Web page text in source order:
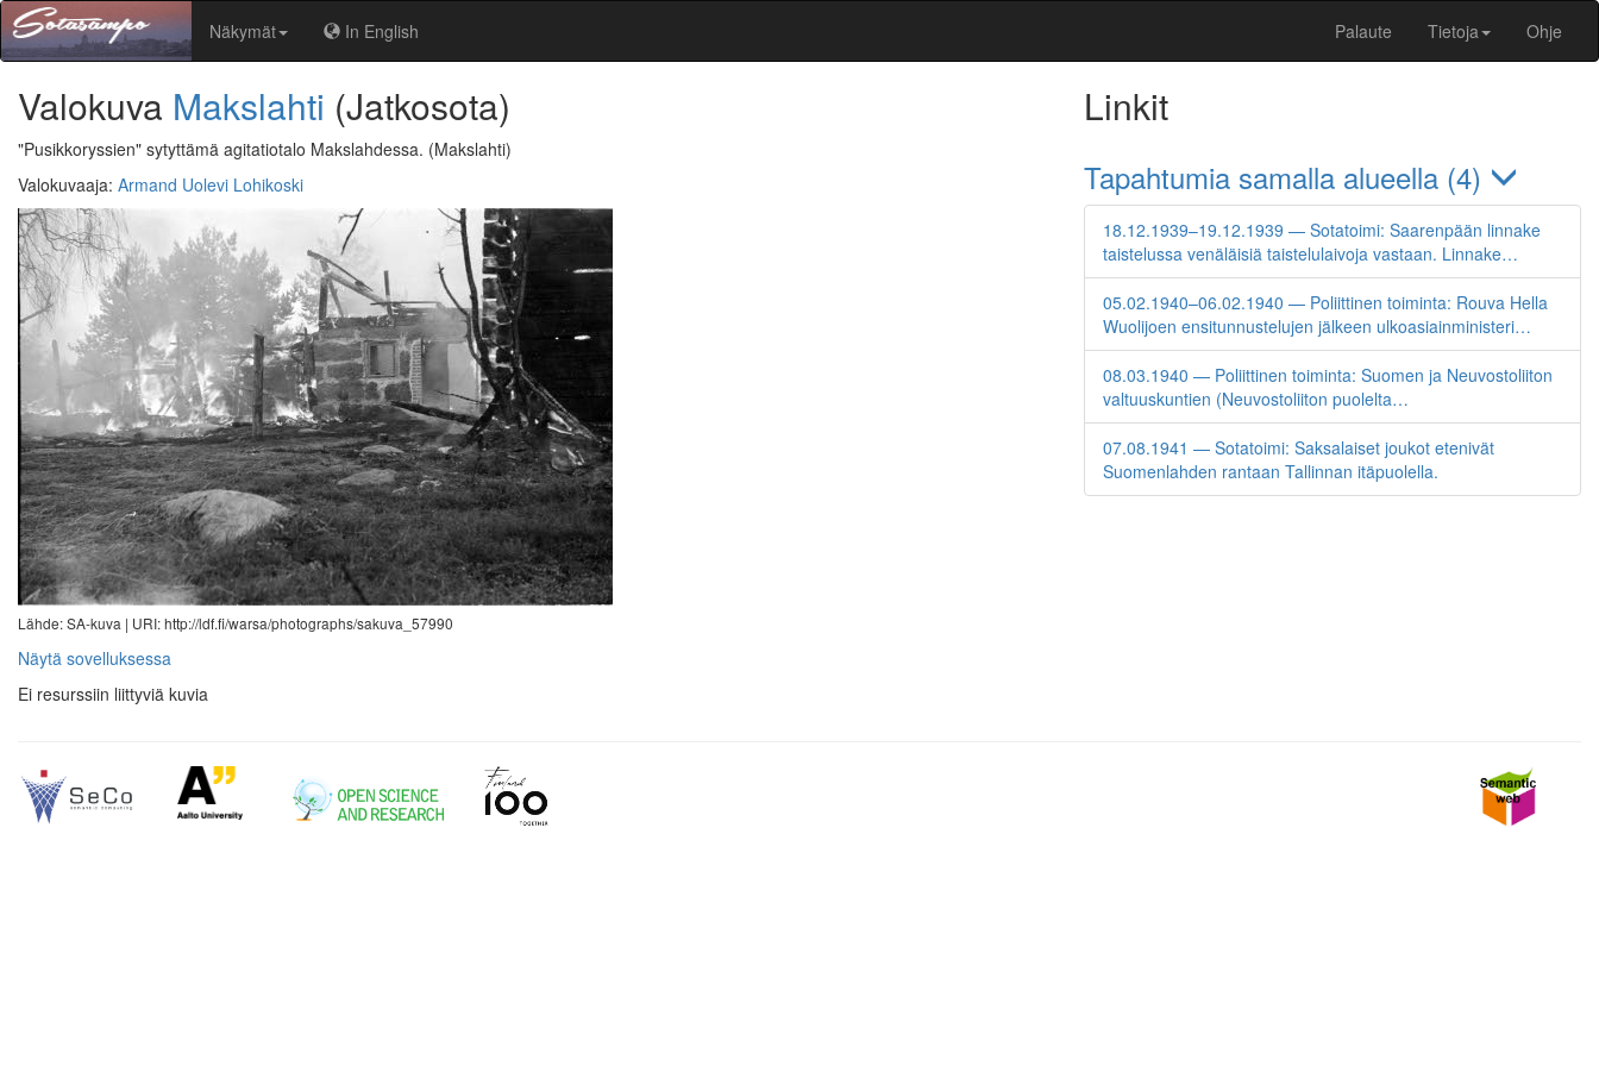
Näkymät In English Palaute Tietoja Ohje
Valokuva Makslahti (Jatkosota)
"Pusikkoryssien" sytyttämä agitatiotalo Makslahdessa. (Makslahti)
Valokuvaaja: Armand Uolevi Lohikoski
Lähde: SA-kuva | URI: http://ldf.fi/warsa/photographs/sakuva_57990
Näytä sovelluksessa
Ei resurssiin liittyviä kuvia
Linkit
Tapahtumia samalla alueella (4)
18.12.1939–19.12.1939 — Sotatoimi: Saarenpään linnake
taistelussa venäläisiä taistelulaivoja vastaan. Linnake…
05.02.1940–06.02.1940 — Poliittinen toiminta: Rouva Hella
Wuolijoen ensitunnustelujen jälkeen ulkoasiainministeri…
08.03.1940 — Poliittinen toiminta: Suomen ja Neuvostoliiton
valtuuskuntien (Neuvostoliiton puolelta…
07.08.1941 — Sotatoimi: Saksalaiset joukot etenivät
Suomenlahden rantaan Tallinnan itäpuolella.